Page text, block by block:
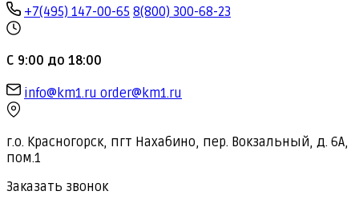
+7(495) 147-00-65 8(800) 300-68-23
С 9:00 до 18:00
info@km1.ru order@km1.ru
г.о. Красногорск, пгт Нахабино, пер. Вокзальный, д. 6А,
пом.1
Заказать звонок